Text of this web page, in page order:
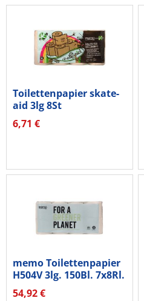
Toilettenpapier skate-
aid 3lg 8St
6,71 €
memo Toilettenpapier
H504V 3lg. 150Bl. 7x8Rl.
54,92 €